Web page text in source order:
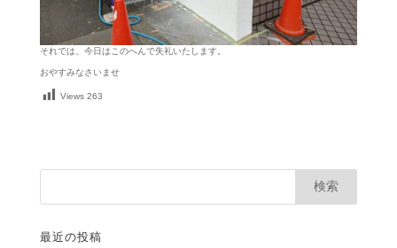
それでは、今日はこのへんで失礼いたします。
おやすみなさいませ
Views 263
最近の投稿